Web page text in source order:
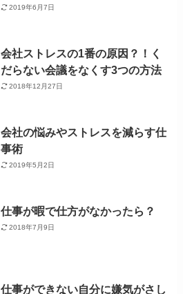
2019年6月7日
会社ストレスの1番の原因？！く
だらない会議をなくす3つの方法
2018年12月27日
会社の悩みやストレスを減らす仕
事術
2019年5月2日
仕事が暇で仕方がなかったら？
2018年7月9日
仕事ができない自分に嫌気がさし